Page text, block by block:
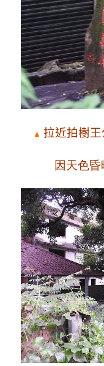
▲ 拉近拍樹王
因天色昏